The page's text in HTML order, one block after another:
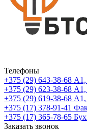
Телефоны
+375 (29) 643-38-68 А1,
+375 (29) 623-38-68 А1,
+375 (29) 619-38-68 А1,
+375 (17) 378-91-41
+375 (17) 365-78-65
Заказать звонок